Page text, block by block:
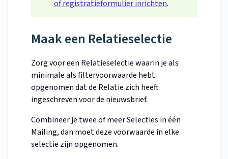
of registratieformulier inrichten.
Maak een Relatieselectie
Zorg voor een Relatieselectie waarin je als
minimale als filtervoorwaarde hebt
opgenomen dat de Relatie zich heeft
ingeschreven voor de nieuwsbrief.
Combineer je twee of meer Selecties in één
Mailing, dan moet deze voorwaarde in elke
selectie zijn opgenomen.